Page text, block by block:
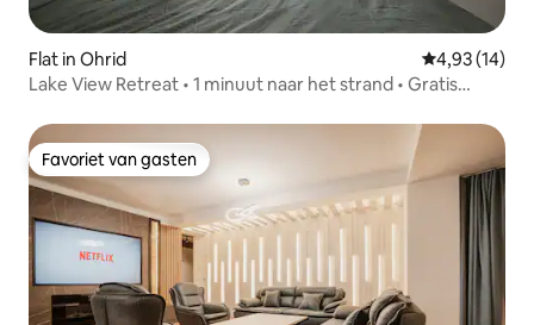
Flat in Ohrid Gemiddelde
4,93 (14)
Lake View Retreat • 1 minuut naar het strand • Gratis
Favoriet van gasten
Favoriet van gasten